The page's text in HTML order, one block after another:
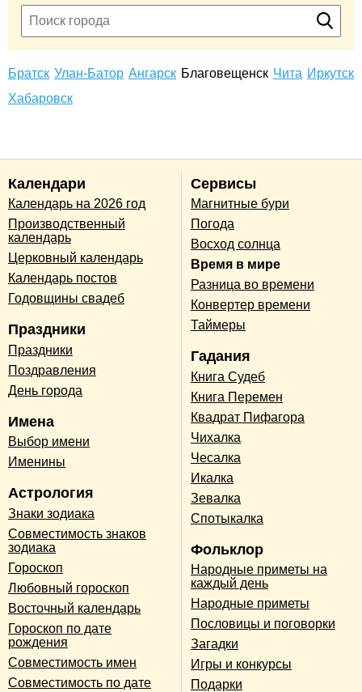
Братск Улан-Батор Ангарск Благовещенск Чита Иркутск
Хабаровск
Календари
Календарь на 2026 год
Производственный
календарь
Церковный календарь
Календарь постов
Годовщины свадеб
Праздники
Праздники
Поздравления
День города
Имена
Выбор имени
Именины
Астрология
Знаки зодиака
Совместимость знаков
зодиака
Гороскоп
Любовный гороскоп
Восточный календарь
Гороскоп по дате
рождения
Совместимость имен
Совместимость по дате
Сервисы
Магнитные бури
Погода
Восход солнца
Время в мире
Разница во времени
Конвертер времени
Таймеры
Гадания
Книга Судеб
Книга Перемен
Квадрат Пифагора
Чихалка
Чесалка
Икалка
Зевалка
Спотыкалка
Фольклор
Народные приметы на
каждый день
Народные приметы
Пословицы и поговорки
Загадки
Игры и конкурсы
Подарки